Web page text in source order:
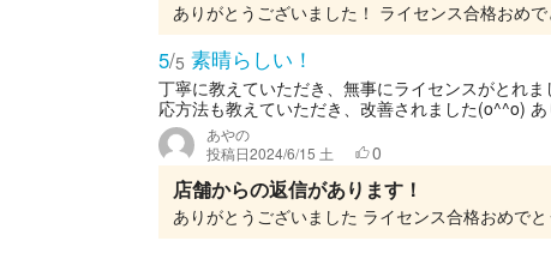
5/5 素晴らしい！
丁寧に教えていただき、無事にライセンスがとれ
応方法も教えていただき、改善されました(o^^o)
あやの
投稿日2024/6/15 土 0
店舗からの返信があります！